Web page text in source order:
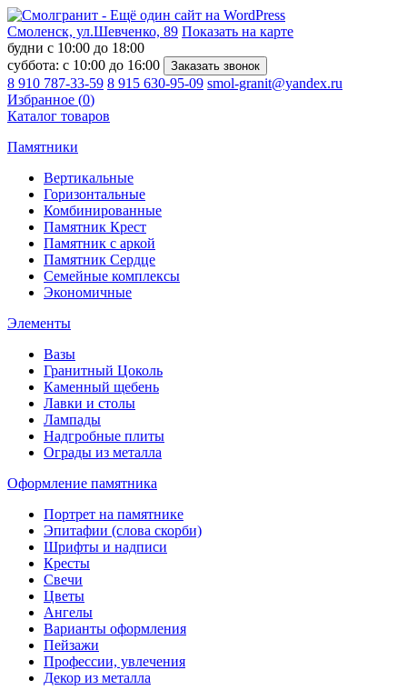
Смоленск, ул.Шевченко, 89 Показать на карте
будни с 10:00 до 18:00
суббота: с 10:00 до 16:00
8 910 787-33-59 8 915 630-95-09 smol-granit@yandex.ru
Избранное (0)
Каталог товаров
Памятники
Вертикальные
Горизонтальные
Комбинированные
Памятник Крест
Памятник с аркой
Памятник Сердце
Семейные комплексы
Экономичные
Элементы
Вазы
Гранитный Цоколь
Каменный щебень
Лавки и столы
Лампады
Надгробные плиты
Ограды из металла
Оформление памятника
Портрет на памятнике
Эпитафии (слова скорби)
Шрифты и надписи
Кресты
Свечи
Цветы
Ангелы
Варианты оформления
Пейзажи
Профессии, увлечения
Декор из металла